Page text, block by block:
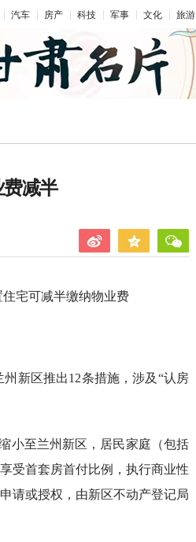
汽车 房产 科技 军事 文化 旅游
减半
宅可减半缴纳物业费
新区推出12条措施，涉及“认房
小至兰州新区，居民家庭（包括
受首套房首付比例，执行商业性
请或授权，由新区不动产登记局